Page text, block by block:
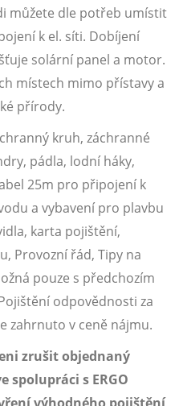
můžete dle potřeb umístit
k el. síti. Dobíjení
solární panel a motor.
místech mimo přístavy a
přírody.
kruh, záchranné
pádla, lodní háky,
25m pro připojení k
a vybavení pro plavbu
karta pojištění,
Provozní řád, Tipy na
pouze s předchozím
odpovědnosti za
zahrnuto v ceně nájmu.
zrušit objednaný
spolupráci s ERGO